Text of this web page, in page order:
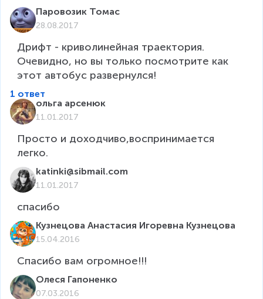
Паровозик Томас
28.08.2017
Дрифт - криволинейная траектория.
Очевидно, но вы только посмотрите как
этот автобус развернулся!
1 ответ
ольга арсенюк
11.01.2017
Просто и доходчиво,воспринимается
легко.
katinki@sibmail.com
11.01.2017
Кузнецова Анастасия Игоревна Кузнецова
15.04.2016
Спасибо вам огромное!!!
Олеся Гапоненко
07.03.2016